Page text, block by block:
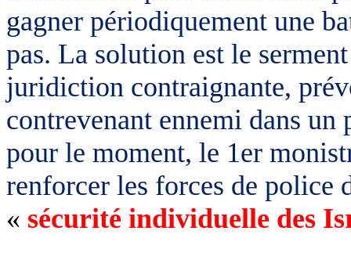
gagner périodiquement une
pas. La solution est le
juridiction contraignante,
contrevenant ennemi dans un
pour le moment, le 1er
renforcer les forces de police
« sécurité individuelle des